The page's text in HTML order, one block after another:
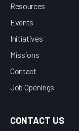
Resources
Events
Initiatives
Missions
Contact
Job Openings
CONTACT US